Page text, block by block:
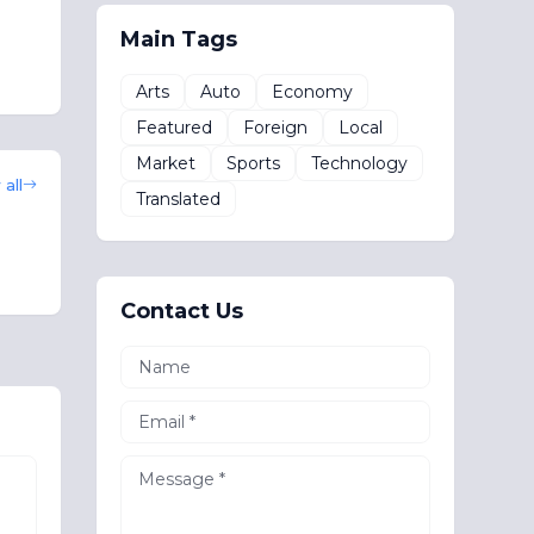
all
Main Tags
Arts Auto
Economy
Featured
Foreign
Local
Market
Sports
Technology
Translated
Contact Us